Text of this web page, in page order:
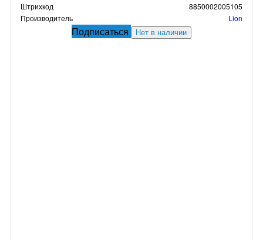
Штрихкод
8850002005105
Производитель
Lion
Подписаться Нет в наличии